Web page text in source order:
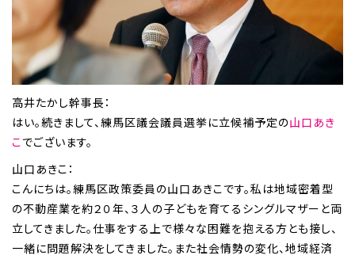
高井たかし幹事長：
はい。続きまして、練馬区議会議員選挙に立候補予定の山口あき
こでございます。
山口あきこ：
こんにちは。練馬区政策委員の山口あきこです。私は地域密着型
の不動産業を約２０年、３人の子どもを育てるシングルマザーと両
立してきました。仕事をする上で様々な困難を抱える方とも接し、
一緒に問題解決をしてきました。また社会情勢の変化、地域経済